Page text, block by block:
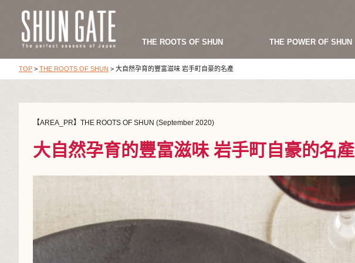
THE ROOTS OF SHUN THE POWER OF SHUN
TOP > THE ROOTS OF SHUN > 大自然孕育的豐富滋味 岩手町自豪的名產
【AREA_PR】THE ROOTS OF SHUN (September 2020)
大自然孕育的豐富滋味 岩手町自豪的名產